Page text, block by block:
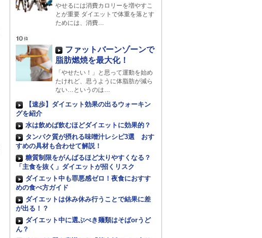
やせるには消費カロリーを増やすこ
とが重要 ダイエットで体重を落とす
ためには、消費…
ファットバーンゾーンで
脂肪燃焼を最大化！
「やせたい！」と思って運動を始め
たけれど、思うように体脂肪が減ら
ない…というのは…
【速歩】ダイエット効果の出るウォーキン
グを紹介
水は飲めば飲むほどダイエットに効果的？
タンパク質が摂れる味噌汁レシピ3選 おす
すめの具材も合わせて解説！
糖質制限をがんばるほど太りやすくなる？
「主食を抜く」ダイエットが招くリスク
ダイエット中も罪悪感ゼロ！夜食におすす
めの食べ方ガイド
ダイエットは休み休み行うことで結果に差
が出る！？
ダイエット中に選ぶべき麺類はそばorうど
ん？